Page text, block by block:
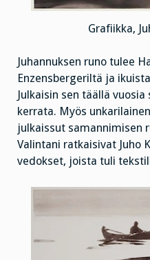
Grafiikka,
Juhannuksen runo tulee
Enzensbergeriltä ja
Julkaisin sen täällä
kerrata. Myös
julkaissut samannimisen
Valintani ratkaisivat Juho
vedokset, joista tuli